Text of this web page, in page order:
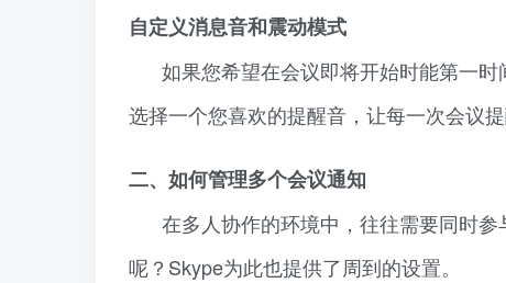
自定义消息音和震动模式
如果您希望在会议即将开始时能第一
选择一个您喜欢的提醒音，让每一次会议提
二、如何管理多个会议通知
在多人协作的环境中，往往需要同时
呢？Skype为此也提供了周到的设置。